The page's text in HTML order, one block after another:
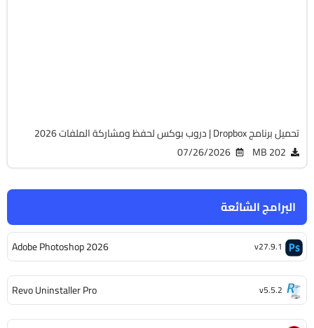
البرامج الشائعة
Adobe Photoshop 2026 v27.9.1
Revo Uninstaller Pro v5.5.2
تحميل برنامج Dropbox | دروب بوكس لحفظ ومشاركة الملفات 2026
202 MB
07/26/2026